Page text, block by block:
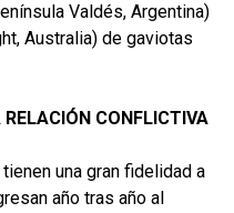
Valdés, Argentina)
Australia) de gaviotas
CONFLICTIVA
una gran fidelidad a
año tras año al